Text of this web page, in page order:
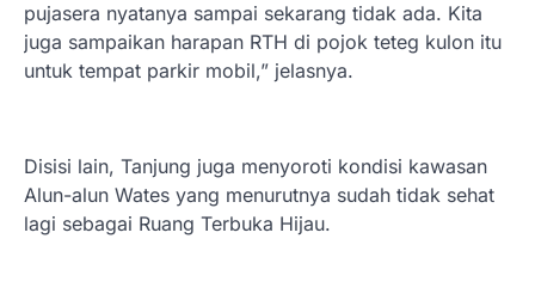
pujasera nyatanya sampai sekarang tidak ada. Kita
juga sampaikan harapan RTH di pojok teteg kulon itu
untuk tempat parkir mobil,” jelasnya.
Disisi lain, Tanjung juga menyoroti kondisi kawasan
Alun-alun Wates yang menurutnya sudah tidak sehat
lagi sebagai Ruang Terbuka Hijau.